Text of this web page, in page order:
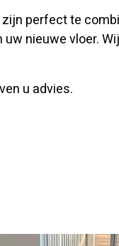
perfect te
nieuwe vloer.
u advies.